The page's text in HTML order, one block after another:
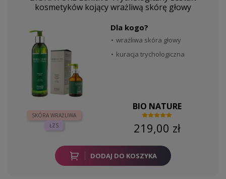
kosmetyków kojący wrażliwą skórę głowy
SKÓRA WRAŻLIWA
ŁZS
Dla kogo?
wrażliwa skóra głowy
kuracja trychologiczna
BIO NATURE
219,00 zł
DODAJ DO KOSZYKA